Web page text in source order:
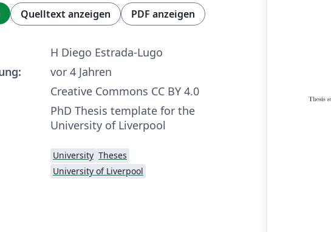
Quelltext anzeigen PDF anzeigen
H Diego Estrada-Lugo
vor 4 Jahren
Creative Commons CC BY 4.0
PhD Thesis template for the
University of Liverpool
University Theses
University of Liverpool